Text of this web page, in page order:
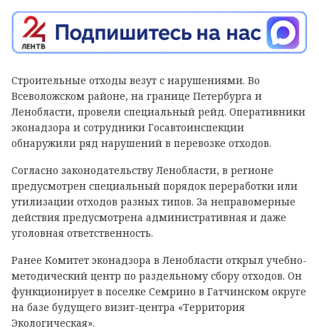
Строительные отходы везут с нарушениями. Во
Всеволожском районе, на границе Петербурга и
Ленобласти, провели специальный рейд. Оперативники
эконадзора и сотрудники Госавтоинспекции
обнаружили ряд нарушений в перевозке отходов.
Согласно законодательству Ленобласти, в регионе
предусмотрен специальный порядок переработки или
утилизации отходов разных типов. За неправомерные
действия предусмотрена административная и даже
уголовная ответственность.
Ранее Комитет эконадзора в Ленобласти открыл учебно-
методический центр по раздельному сбору отходов. Он
функционирует в поселке Семрино в Гатчинском округе
на базе будущего визит-центра «Территория
Экологическая».